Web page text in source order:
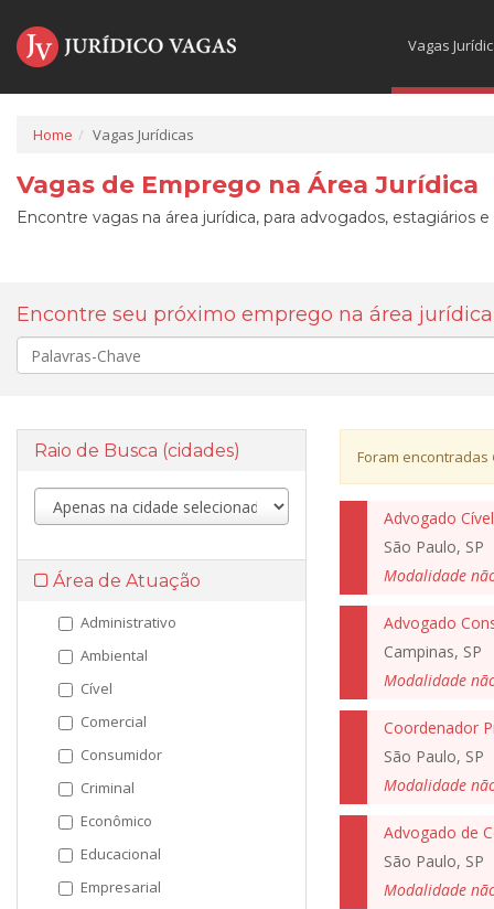
Vagas
Home Vagas Jurídicas
Vagas de Emprego na Área Jurídica
Encontre vagas na área jurídica, para advogados, estagiários
Encontre seu próximo emprego na área jurídica
Palavra-
chave
Raio de Busca (cidades)
Área de Atuação
Administrativo
Ambiental
Cível
Comercial
Consumidor
Criminal
Econômico
Educacional
Empresarial
Foram encontradas
Advogado
São Paulo, SP
Modalidade
Campinas, SP
Modalidade
Coordenador
São Paulo, SP
Modalidade
Advogado de
São Paulo, SP
Modalidade